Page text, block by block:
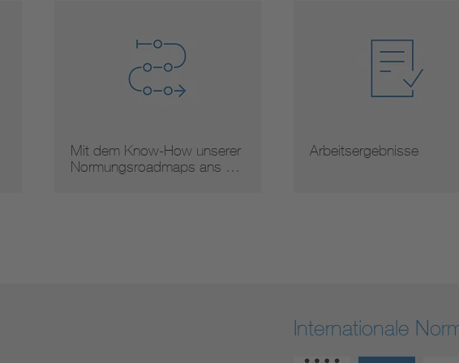
Mit dem Know-How unserer
Normungsroadmaps ans …
Arbeitsergebnisse
Internationale